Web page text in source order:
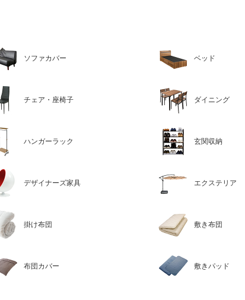
ソファカバー ベッド
チェア・座椅子 ダイニング
ハンガーラック 玄関収納
デザイナーズ家具 エクステリア
掛け布団 敷き布団
布団カバー 敷きパッド